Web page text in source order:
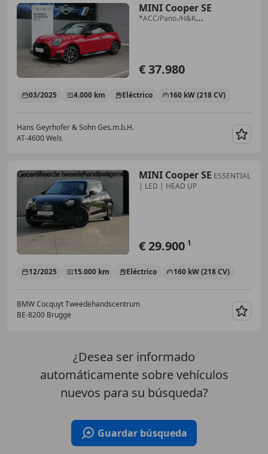
MINI Cooper SE
*ACC/Pano./H&K
€ 37.980
03/2025 4.000 km Eléctrico 160 kW (218 CV)
Hans Geyrhofer & Sohn Ges.m.b.H.
AT-4600 Wels
MINI Cooper SE ESSENTIAL
| LED | HEAD UP
€ 29.900 1
12/2025 15.000 km Eléctrico 160 kW (218 CV)
BMW Cocquyt Tweedehandscentrum
BE-8200 Brugge
¿Desea ser informado
automáticamente sobre vehículos
nuevos para su búsqueda?
Guardar búsqueda